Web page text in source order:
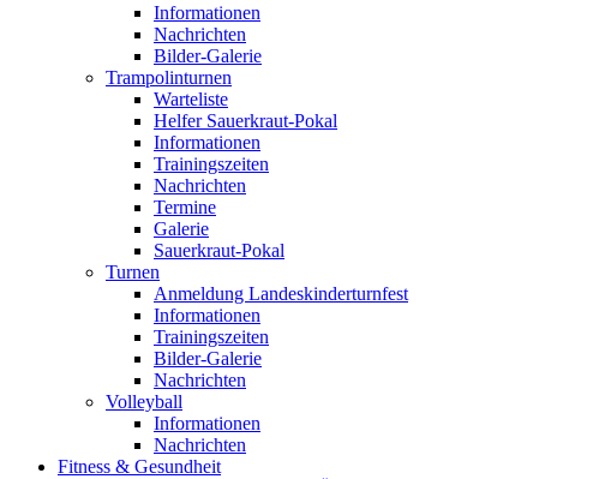
Informationen
Nachrichten
Bilder-Galerie
Trampolinturnen
Warteliste
Helfer Sauerkraut-Pokal
Informationen
Trainingszeiten
Nachrichten
Termine
Galerie
Sauerkraut-Pokal
Turnen
Anmeldung Landeskinderturnfest
Informationen
Trainingszeiten
Bilder-Galerie
Nachrichten
Volleyball
Informationen
Nachrichten
Fitness & Gesundheit